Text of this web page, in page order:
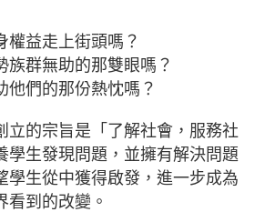
權益走上街頭嗎？
族群無助的那雙眼嗎？
他們的那份熱忱嗎？
立的宗旨是「了解社會，服務社
學生發現問題，並擁有解決問題
學生從中獲得啟發，進一步成為
看到的改變。